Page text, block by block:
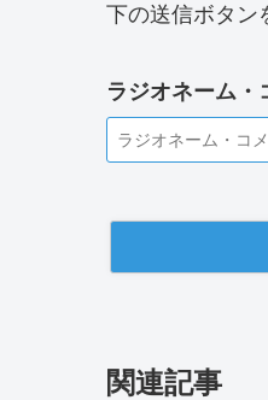
下の送信ボタン
ラジオネーム・
関連記事